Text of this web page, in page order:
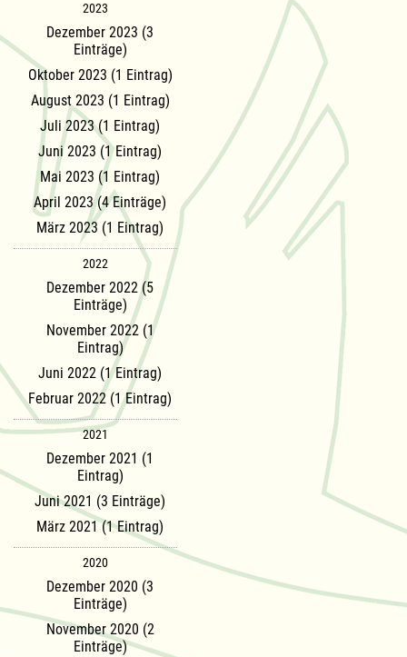
2023
Dezember 2023 (3
Einträge)
Oktober 2023 (1 Eintrag)
August 2023 (1 Eintrag)
Juli 2023 (1 Eintrag)
Juni 2023 (1 Eintrag)
Mai 2023 (1 Eintrag)
April 2023 (4 Einträge)
März 2023 (1 Eintrag)
2022
Dezember 2022 (5
Einträge)
November 2022 (1
Eintrag)
Juni 2022 (1 Eintrag)
Februar 2022 (1 Eintrag)
2021
Dezember 2021 (1
Eintrag)
Juni 2021 (3 Einträge)
März 2021 (1 Eintrag)
2020
Dezember 2020 (3
Einträge)
November 2020 (2
Einträge)